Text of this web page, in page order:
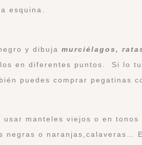
esquina.
y dibuja murciélagos,
en diferentes puntos. Si lo
puedes comprar pegatinas
usar manteles viejos o en tonos
negras o naranjas,calaveras…